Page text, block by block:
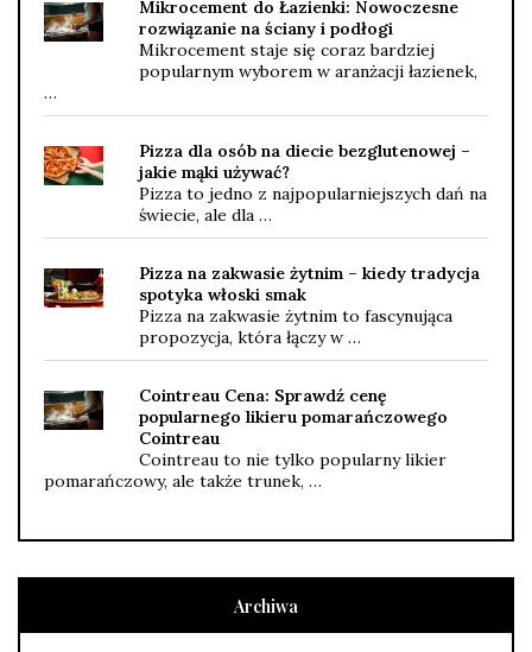
Mikrocement do Łazienki: Nowoczesne
rozwiązanie na ściany i podłogi
Mikrocement staje się coraz bardziej
popularnym wyborem w aranżacji łazienek,
…
Pizza dla osób na diecie bezglutenowej –
jakie mąki używać?
Pizza to jedno z najpopularniejszych dań na
świecie, ale dla …
Pizza na zakwasie żytnim – kiedy tradycja
spotyka włoski smak
Pizza na zakwasie żytnim to fascynująca
propozycja, która łączy w …
Cointreau Cena: Sprawdź cenę
popularnego likieru pomarańczowego
Cointreau
Cointreau to nie tylko popularny likier
pomarańczowy, ale także trunek, …
Archiwa